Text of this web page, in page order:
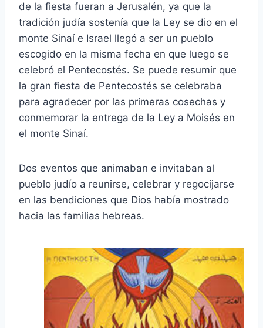
de la fiesta fueran a Jerusalén, ya que la
tradición judía sostenía que la Ley se dio en el
monte Sinaí e Israel llegó a ser un pueblo
escogido en la misma fecha en que luego se
celebró el Pentecostés. Se puede resumir que
la gran fiesta de Pentecostés se celebraba
para agradecer por las primeras cosechas y
conmemorar la entrega de la Ley a Moisés en
el monte Sinaí.
Dos eventos que animaban e invitaban al
pueblo judío a reunirse, celebrar y regocijarse
en las bendiciones que Dios había mostrado
hacia las familias hebreas.